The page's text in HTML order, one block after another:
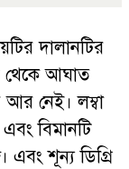
দালানটির
থেকে আঘাত
নেই। লম্বা
বিমানটি
এবং শূন্য ডিগ্রি